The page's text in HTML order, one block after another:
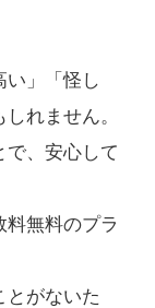
い」「怪し
れません。​
で、安心して
無料のプラ
とがないた